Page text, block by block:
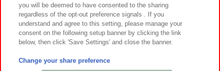
©Bandai Namco Amusement Inc.
©Bandai Namco Amusement Lab Inc.
you will be deemed to have consented to the sharing
regardless of the opt-out preference signals . If you
understand and agree to this setting, please manage your
consent on the following setup banner by clicking the link
below, then click 'Save Settings' and close the banner.
Change your share preference